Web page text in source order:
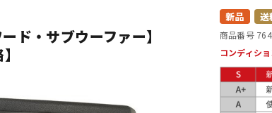
ウク
その他
ド・サブウーファー】
新品 送
商品番号
コンディシ